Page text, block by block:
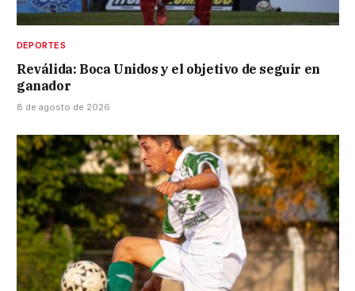
DEPORTES
Reválida: Boca Unidos y el objetivo de seguir en
ganador
8 de agosto de 2026